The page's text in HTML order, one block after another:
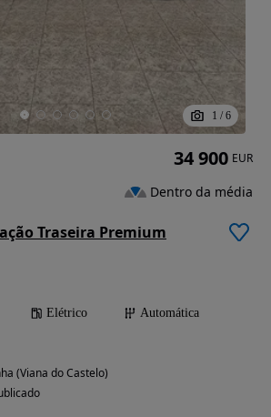
1 / 6
Traseira Premium
Elétrico
Automática
(Viana do Castelo)
34 900 EUR
Dentro da média